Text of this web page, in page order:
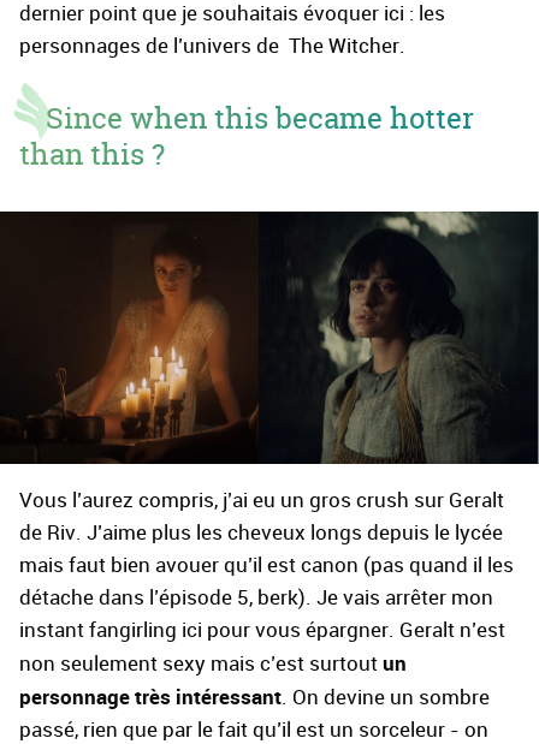
dernier point que je souhaitais évoquer ici : les
personnages de l’univers de The Witcher.
Since when this became hotter
than this ?
Vous l’aurez compris, j’ai eu un gros crush sur Geralt
de Riv. J’aime plus les cheveux longs depuis le lycée
mais faut bien avouer qu’il est canon (pas quand il les
détache dans l’épisode 5, berk). Je vais arrêter mon
instant fangirling ici pour vous épargner. Geralt n’est
non seulement sexy mais c’est surtout un
personnage très intéressant. On devine un sombre
passé, rien que par le fait qu’il est un sorceleur - on